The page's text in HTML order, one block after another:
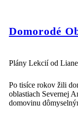
Domorodé
Plány Lekcií od
Po tisíce rokov žili
oblastiach Severnej
domovinu